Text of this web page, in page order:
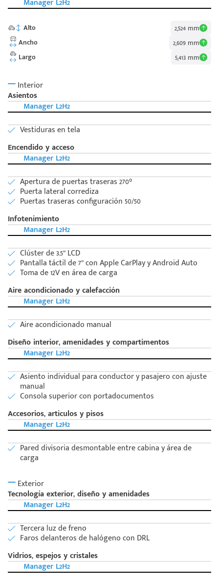
Escríbenos
+528121278366
Código
Postal
Ingresar
Manager L2H2
Alto
2,524 mm
Ancho
2,609 mm
Largo
5,413 mm
Interior
Asientos
Manager L2H2
Vestiduras en tela
Encendido y acceso
Manager L2H2
Apertura de puertas traseras 270°
Puerta lateral corrediza
Puertas traseras configuración 50/50
Infotenimiento
Manager L2H2
Clúster de 3.5” LCD
Pantalla táctil de 7” con Apple CarPlay y Android Auto
Toma de 12V en área de carga
Aire acondicionado y calefacción
Manager L2H2
Aire acondicionado manual
Diseño interior, amenidades y compartimentos
Manager L2H2
Asiento individual para conductor y pasajero con ajuste
manual
Consola superior con portadocumentos
Accesorios, articulos y pisos
Manager L2H2
Pared divisoria desmontable entre cabina y área de
carga
Exterior
Tecnología exterior, diseño y amenidades
Manager L2H2
Tercera luz de freno
Faros delanteros de halógeno con DRL
Vidrios, espejos y cristales
Manager L2H2